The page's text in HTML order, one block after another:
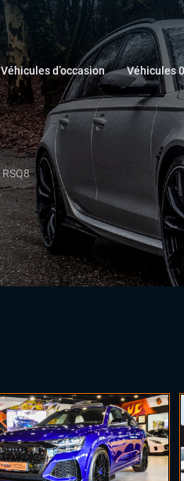
Véhicules d’occasion Véhicules
RSQ8